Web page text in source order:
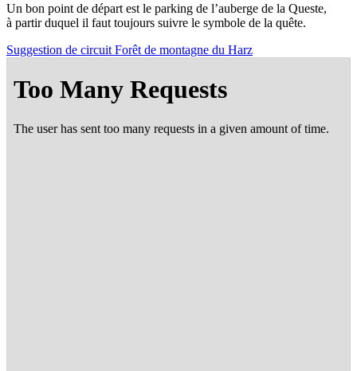
Un bon point de départ est le par­king de l’au­berge de la Queste,
à par­tir duquel il faut tou­jours suivre le sym­bole de la quête.
Sug­ges­tion de cir­cuit Forêt de mon­tagne du Harz